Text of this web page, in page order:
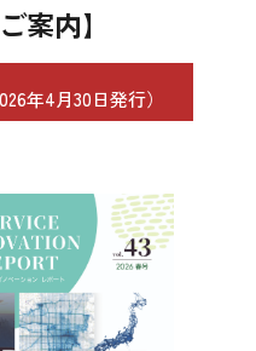
案内】
年4月30日発行）